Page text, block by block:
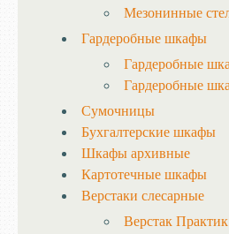
Мезонинные
Гардеробные шкафы
Гардеробные
Гардеробные
Сумочницы
Бухгалтерские шкафы
Шкафы архивные
Картотечные шкафы
Верстаки слесарные
Верстак